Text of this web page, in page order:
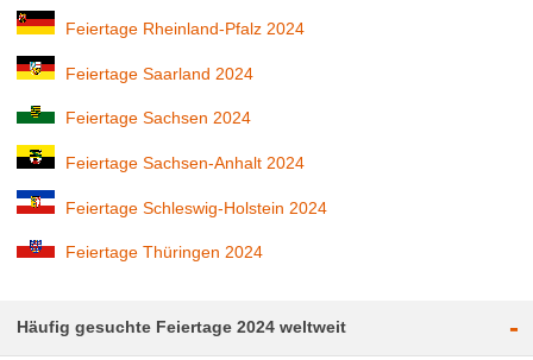
Feiertage Rheinland-Pfalz 2024
Feiertage Saarland 2024
Feiertage Sachsen 2024
Feiertage Sachsen-Anhalt 2024
Feiertage Schleswig-Holstein 2024
Feiertage Thüringen 2024
Häufig gesuchte Feiertage 2024 weltweit -